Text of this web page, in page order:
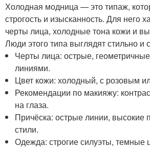
Холодная модница — это типаж,
строгость и изысканность. Для него
черты лица, холодные тона кожи и
Люди этого типа выглядят стильно и
Черты лица: острые,
линиями.
Цвет кожи: холодный, с розовым
Рекомендации по макияжу:
на глаза.
Причёска: острые линии, высокие
стили.
Одежда: строгие силуэты, темные